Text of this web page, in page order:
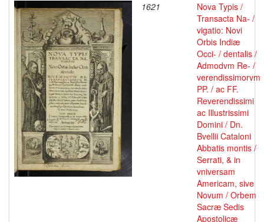
1621
Nova Typis /
Transacta Na- /
vigatio: Novi
Orbis Indiæ
Occi- / dentalis /
Admodvm Re- /
verendissimorvm
PP. / ac FF.
Reverendissimi
ac Illustrissimi
Domini / Dn.
Bvellii Cataloni
Abbatis montis /
Serrati, & in
vniversam
Americam, sive
Novum / Orbem
Sacræ Sedis
Apostolicæ